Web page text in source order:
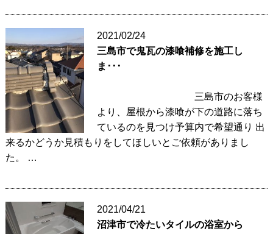
2021/02/24
三島市で鬼瓦の漆喰補修を施工し
ま･･･
三島市のお客様
より、屋根から漆喰が下の道路に落ち
ているのを見つけ予算内で希望通り 出
来るかどうか見積もりをしてほしいとご依頼がありまし
た。 …
2021/04/21
沼津市で冷たいタイルの浴室から